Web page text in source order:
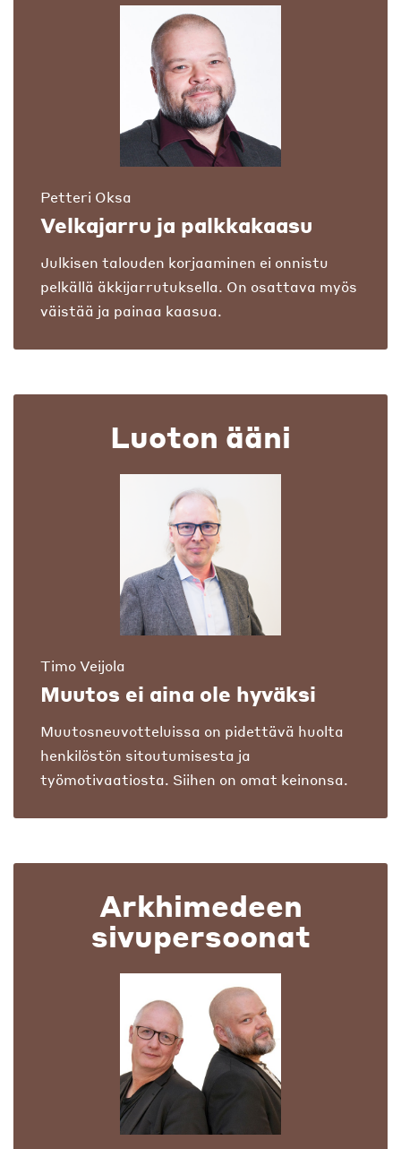
Petteri Oksa
Velkajarru ja palkkakaasu
Julkisen talouden korjaaminen ei onnistu
pelkällä äkkijarrutuksella. On osattava myös
väistää ja painaa kaasua.
Luoton ääni
Timo Veijola
Muutos ei aina ole hyväksi
Muutosneuvotteluissa on pidettävä huolta
henkilöstön sitoutumisesta ja
työmotivaatiosta. Siihen on omat keinonsa.
Arkhimedeen
sivupersoonat